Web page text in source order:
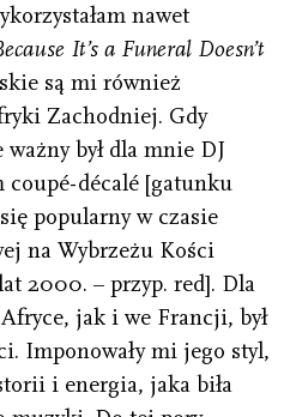
nawet
It’s a Funeral Doesn’t
są mi również
Zachodniej. Gdy
był dla mnie DJ
coupé-décalé [gatunku
popularny w czasie
na Wybrzeżu Kości
2000. – przyp. red]. Dla
jak i we Francji, był
Imponowały mi jego styl,
i energia, jaka biła